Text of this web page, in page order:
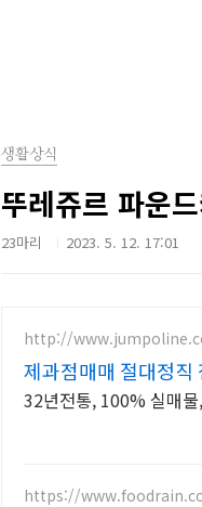
생활상식
뚜레쥬르 파운
23마리 2023. 5. 12. 17:01
http://
제과점매매 절대정직
32년전통, 100% 실매
https://